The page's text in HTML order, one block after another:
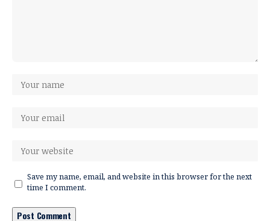
Save my name, email, and website in this browser for the next
time I comment.